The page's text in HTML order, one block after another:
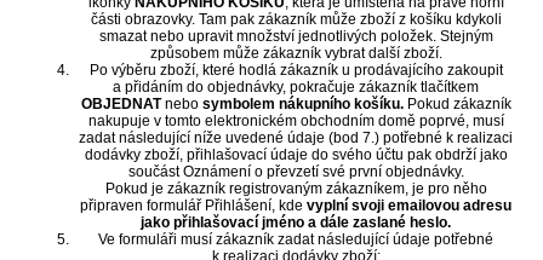
části obrazovky. Tam pak zákazník může zboží z košíku kdykoli
smazat nebo upravit množství jednotlivých položek. Stejným
způsobem může zákazník vybrat další zboží.
Po výběru zboží, které hodlá zákazník u prodávajícího zakoupit
a přidáním do objednávky, pokračuje zákazník tlačítkem
OBJEDNATnebosymbolem nákupního košíku.Pokud zákazník
nakupuje v tomto elektronickém obchodním domě poprvé, musí
zadat následující níže uvedené údaje (bod 7.) potřebné k realizaci
dodávky zboží, přihlašovací údaje do svého účtu pak obdrží jako
součást Oznámení o převzetí své první objednávky.
Pokud je zákazník registrovaným zákazníkem, je pro něho
připraven formulář Přihlášení, kde vyplní svoji emailovou adresu
jako přihlašovací jméno a dále zaslané heslo.
Ve formuláři musí zákazník zadat následující údaje potřebné
k realizaci dodávky zboží: